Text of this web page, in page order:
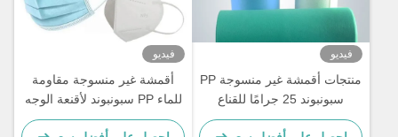
فيديو
منتجات أقمشة غير منسوجة PP
سبونبوند 25 جرامًا للقناع
الجراحي
فيديو
أقمشة غير منسوجة مقاومة
للماء PP سبونبوند لأقنعة الوجه
ثلاثية الطبقات N95 KF94